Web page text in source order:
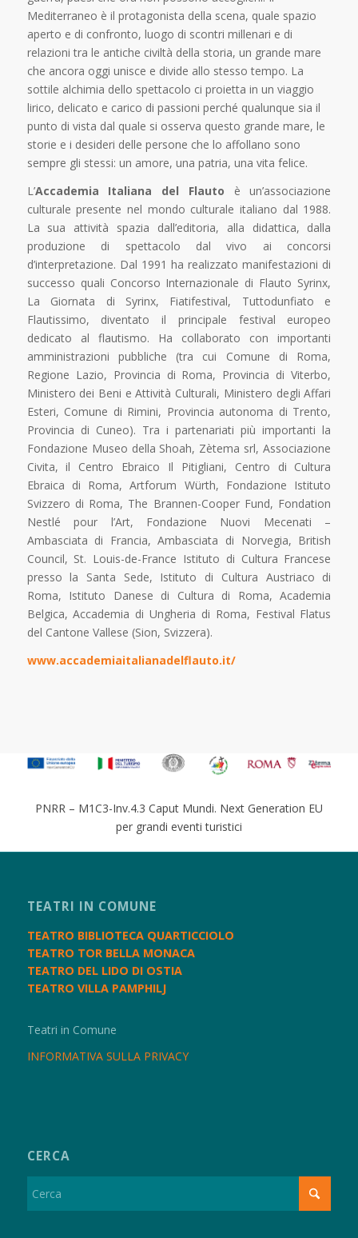
Mediterraneo è il protagonista della scena, quale spazio
aperto e di confronto, luogo di scontri millenari e di
relazioni tra le antiche civiltà della storia, un grande mare
che ancora oggi unisce e divide allo stesso tempo. La
sottile alchimia dello spettacolo ci proietta in un viaggio
lirico, delicato e carico di passioni perché qualunque sia il
punto di vista dal quale si osserva questo grande mare, le
storie e i desideri delle persone che lo affollano sono
sempre gli stessi: un amore, una patria, una vita felice.
L’Accademia Italiana del Flauto è un’associazione
culturale presente nel mondo culturale italiano dal 1988.
La sua attività spazia dall’editoria, alla didattica, dalla
produzione di spettacolo dal vivo ai concorsi
d’interpretazione. Dal 1991 ha realizzato manifestazioni di
successo quali Concorso Internazionale di Flauto Syrinx,
La Giornata di Syrinx, Fiatifestival, Tuttodunfiato e
Flautissimo, diventato il principale festival europeo
dedicato al flautismo. Ha collaborato con importanti
amministrazioni pubbliche (tra cui Comune di Roma,
Regione Lazio, Provincia di Roma, Provincia di Viterbo,
Ministero dei Beni e Attività Culturali, Ministero degli Affari
Esteri, Comune di Rimini, Provincia autonoma di Trento,
Provincia di Cuneo). Tra i partenariati più importanti la
Fondazione Museo della Shoah, Zètema srl, Associazione
Civita, il Centro Ebraico Il Pitigliani, Centro di Cultura
Ebraica di Roma, Artforum Würth, Fondazione Istituto
Svizzero di Roma, The Brannen-Cooper Fund, Fondation
Nestlé pour l’Art, Fondazione Nuovi Mecenati –
Ambasciata di Francia, Ambasciata di Norvegia, British
Council, St. Louis-de-France Istituto di Cultura Francese
presso la Santa Sede, Istituto di Cultura Austriaco di
Roma, Istituto Danese di Cultura di Roma, Academia
Belgica, Accademia di Ungheria di Roma, Festival Flatus
del Cantone Vallese (Sion, Svizzera).
www.accademiaitalianadelflauto.it/
PNRR – M1C3-Inv.4.3 Caput Mundi. Next Generation EU
per grandi eventi turistici
TEATRI IN COMUNE
TEATRO BIBLIOTECA QUARTICCIOLO
TEATRO TOR BELLA MONACA
TEATRO DEL LIDO DI OSTIA
TEATRO VILLA PAMPHILJ
Teatri in Comune
INFORMATIVA SULLA PRIVACY
CERCA